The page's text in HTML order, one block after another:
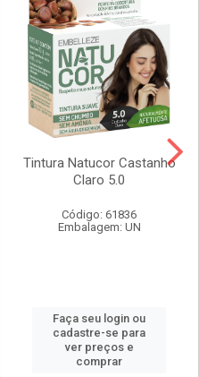
Tintura Natucor Castanho
Claro 5.0
Código: 61836
Embalagem: UN
Faça seu login ou
cadastre-se para
ver preços e
comprar